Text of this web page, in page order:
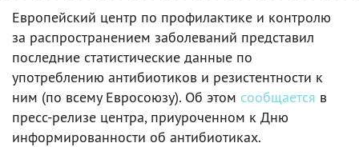
Европейский центр по профилактике и контролю
за распространением заболеваний представил
последние статистические данные по
употреблению антибиотиков и резистентности к
ним (по всему Евросоюзу). Об этом сообщается в
пресс-релизе центра, приуроченном к Дню
информированности об антибиотиках.